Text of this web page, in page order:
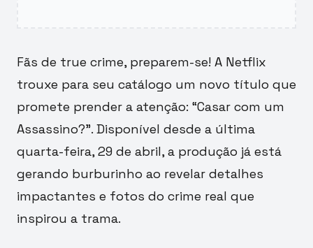
Fãs de true crime, preparem-se! A Netflix
trouxe para seu catálogo um novo título que
promete prender a atenção: “Casar com um
Assassino?”. Disponível desde a última
quarta-feira, 29 de abril, a produção já está
gerando burburinho ao revelar detalhes
impactantes e fotos do crime real que
inspirou a trama.